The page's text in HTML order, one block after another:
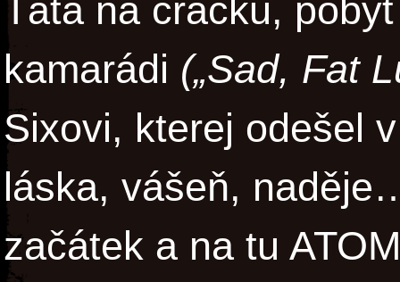
Táta na cracku,
kamarádi („Sad, Fat
Sixovi, kterej odešel
láska, vášeň,
začátek a na tu